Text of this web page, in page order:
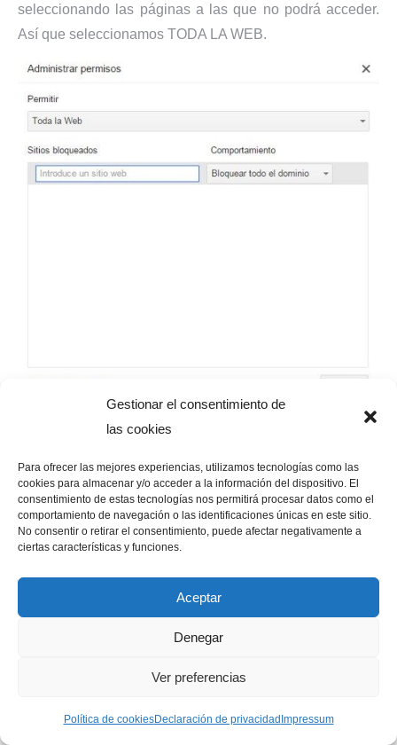
Gestionar el consentimiento de
las cookies
Para ofrecer las mejores experiencias, utilizamos tecnologías como las
cookies para almacenar y/o acceder a la información del dispositivo. El
consentimiento de estas tecnologías nos permitirá procesar datos como el
comportamiento de navegación o las identificaciones únicas en este sitio.
No consentir o retirar el consentimiento, puede afectar negativamente a
ciertas características y funciones.
Aceptar
Denegar
Ver preferencias
Política de cookiesDeclaración de privacidad Impressum
seleccionando las páginas a las que no podrá acceder.
Así que seleccionamos TODA LA WEB.
Como veremos, en la parte inferior está la sección de
En este caso, permitimos que el usuario pueda ver toda
la web exceptuando las páginas que consideremos,
incluyendo estas páginas en la sección de sitios
bloqueados.
vamos a configurar internet para menores permitiendo al
usuario ver toda la web exceptuando la página de